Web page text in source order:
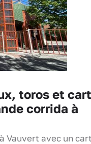
toros et
corrida à
Vauvert avec un